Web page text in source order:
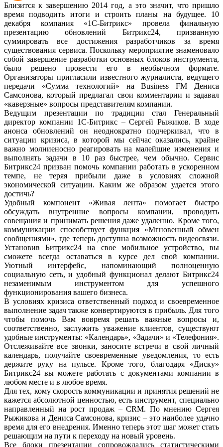
Близится к завершению 2014 год, а это значит, что пришло
время подводить итоги и строить планы на будущее. 10
декабря компания «1С-Битрикс» провела финальную
презентацию обновлений Битрикс24, призванную
суммировать все достижения разработчиков за время
существования сервиса. Поскольку мероприятие знаменовало
собой завершение разработки основных блоков инструмента,
было решено провести его в необычном формате.
Организаторы пригласили известного журналиста, ведущего
передачи «Сумма технологий» на Business FM Дениса
Самсонова, который предлагал свои комментарии и задавал
«каверзные» вопросы представителям компании.
Ведущим презентации по традиции стал Генеральный
директор компании 1С-Битрикс – Сергей Рыжиков. В ходе
анонса обновлений он неоднократно подчеркивал, что в
ситуации кризиса, в которой мы сейчас оказались, крайне
важно молниеносно реагировать на малейшие изменения и
выполнять задачи в 10 раз быстрее, чем обычно. Сервис
Битрикс24 призван помочь компании работать в ускоренном
темпе, не теряя прибыли даже в условиях сложной
экономической ситуации. Каким же образом удается этого
достичь?
Удобный компонент «Живая лента» помогает быстро
обсуждать внутренние вопросы компании, проводить
совещания и принимать решения даже удаленно. Кроме того,
коммуникации способствует функция «Мгновенный обмен
сообщениями», где теперь доступна возможность видеосвязи.
Установив Битрикс24 на свое мобильное устройство, вы
сможете всегда оставаться в курсе дел свой компании.
Уютный интерфейс, напоминающий полноценную
социальную сеть, и удобный функционал делают Битрикс24
незаменимым инструментом для успешного
функционирования вашего бизнеса.
В условиях кризиса ответственный подход и своевременное
выполнение задач также конвертируются в прибыль. Для того
чтобы помочь Вам вовремя решать важные вопросы и,
соответственно, заслужить уважение клиентов, существуют
удобные инструменты: «Календарь», «Задачи» и «Телефония».
Отслеживайте все звонки, заносите встречи в свой личный
календарь, получайте своевременные уведомления, то есть
держите руку на пульсе. Кроме того, благодаря «Диску»
Битрикс24 вы можете работать с документами компании в
любом месте и в любое время.
Для тех, кому скорость коммуникации и принятия решений не
кажется абсолютной ценностью, есть инструмент, специально
направленный на рост продаж – CRM. По мнению Сергея
Рыжикова и Дениса Самсонова, кризис – это наиболее удачно
время для его внедрения. Именно теперь этот шаг может стать
решающим на пути к переходу на новый уровень.
Все блоки презентации сопровождались статистическими